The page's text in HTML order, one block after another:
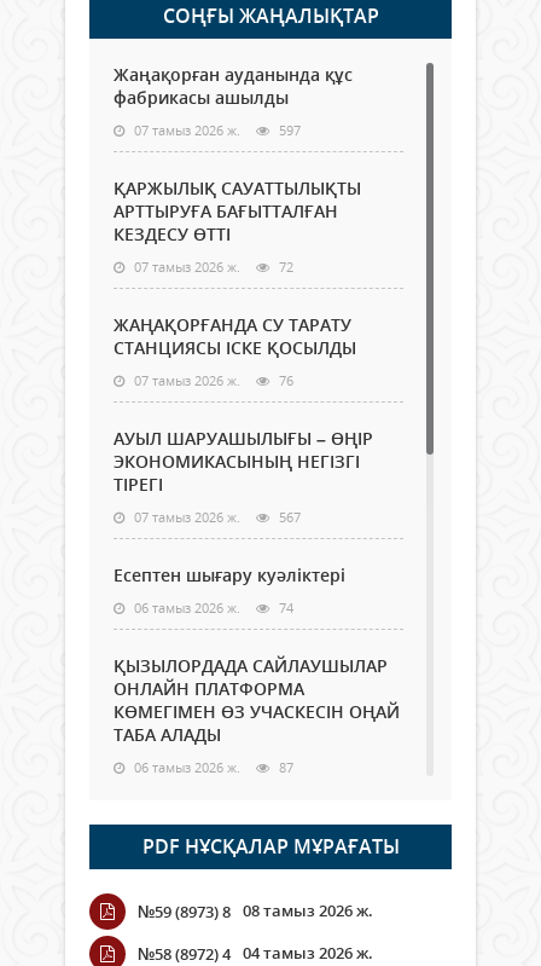
СОҢҒЫ ЖАҢАЛЫҚТАР
Жаңақорған ауданында құс
фабрикасы ашылды
07 тамыз 2026 ж. 597
ҚАРЖЫЛЫҚ САУАТТЫЛЫҚТЫ
АРТТЫРУҒА БАҒЫТТАЛҒАН
КЕЗДЕСУ ӨТТІ
07 тамыз 2026 ж. 72
ЖАҢАҚОРҒАНДА СУ ТАРАТУ
СТАНЦИЯСЫ ІСКЕ ҚОСЫЛДЫ
07 тамыз 2026 ж. 76
АУЫЛ ШАРУАШЫЛЫҒЫ – ӨҢІР
ЭКОНОМИКАСЫНЫҢ НЕГІЗГІ
ТІРЕГІ
07 тамыз 2026 ж. 567
Есептен шығару куәліктері
06 тамыз 2026 ж. 74
ҚЫЗЫЛОРДАДА САЙЛАУШЫЛАР
ОНЛАЙН ПЛАТФОРМА
КӨМЕГІМЕН ӨЗ УЧАСКЕСІН ОҢАЙ
ТАБА АЛАДЫ
06 тамыз 2026 ж. 87
Open Air: Қызылорда облысы
полиция департаменті 20
мыңнан астам көрерменнің
қауіпсіздігін қамтамасыз етті
06 тамыз 2026 ж.
PDF НҰСҚАЛАР МҰРАҒАТЫ
№59 (8973) 8 08 тамыз 2026 ж.
№58 (8972) 4 04 тамыз 2026 ж.